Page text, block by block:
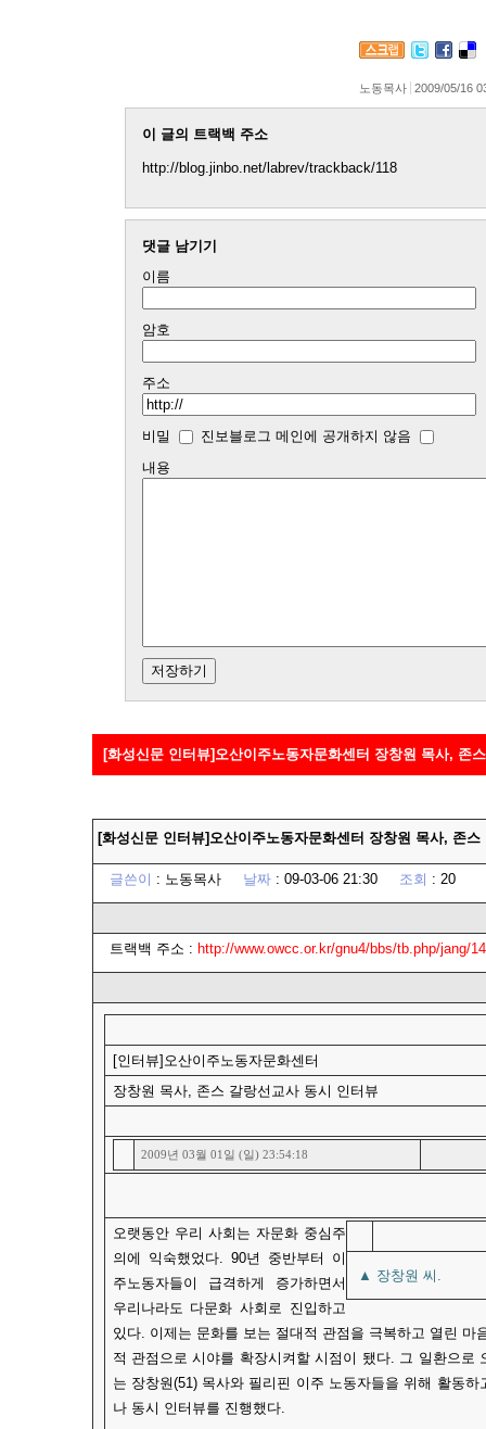
노동목사 2009/05/16
이 글의 트랙백 주소
http://blog.jinbo.net/labrev/trackback/118
댓글 남기기
이름
암호
주소
비밀
진보블로그 메인에 공개하지 않음
내용
[화성신문 인터뷰]오산이주노동자문화센터 장창원 목사, 존
[화성신문 인터뷰]오산이주노동자문화센터 장창원 목사, 존
글쓴이 : 노동목사 날짜: 09-03-06 21:30 조회 : 20
트랙백 주소 : http://www.owcc.or.kr/gnu4/bbs/tb.php/jang/
[인터뷰]오산이주노동자문화센터
장창원 목사, 존스 갈랑선교사 동시 인터뷰
2009년 03월 01일 (일) 23:54:18
▲ 장창원 씨.
오랫동안 우리 사회는 자문화 중심주
의에 익숙했었다. 90년 중반부터 이
주노동자들이 급격하게 증가하면서
우리나라도 다문화 사회로 진입하고
있다. 이제는 문화를 보는 절대적 관점을 극복하고 열린 마
적 관점으로 시야를 확장시켜할 시점이 됐다. 그 일환으로
는 장창원(51) 목사와 필리핀 이주 노동자들을 위해 활동
나 동시 인터뷰를 진행했다.